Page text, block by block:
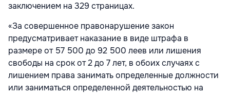
заключением на 329 страницах.
«За совершенное правонарушение закон
предусматривает наказание в виде штрафа в
размере от 57 500 до 92 500 леев или лишения
свободы на срок от 2 до 7 лет, в обоих случаях с
лишением права занимать определенные должности
или заниматься определенной деятельностью на